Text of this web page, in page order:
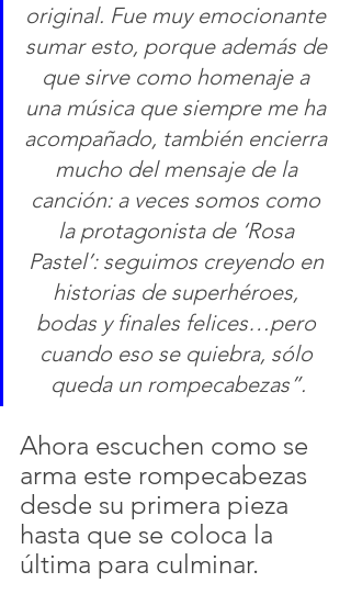
original. Fue muy emocionante
sumar esto, porque además de
que sirve como homenaje a
una música que siempre me ha
acompañado, también encierra
mucho del mensaje de la
canción: a veces somos como
la protagonista de ‘Rosa
Pastel’: seguimos creyendo en
historias de superhéroes,
bodas y finales felices…pero
cuando eso se quiebra, sólo
queda un rompecabezas”.
Ahora escuchen como se
arma este rompecabezas
desde su primera pieza
hasta que se coloca la
última para culminar.